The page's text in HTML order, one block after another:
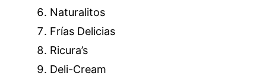
Naturalitos
Frías Delicias
Ricura’s
Deli-Cream